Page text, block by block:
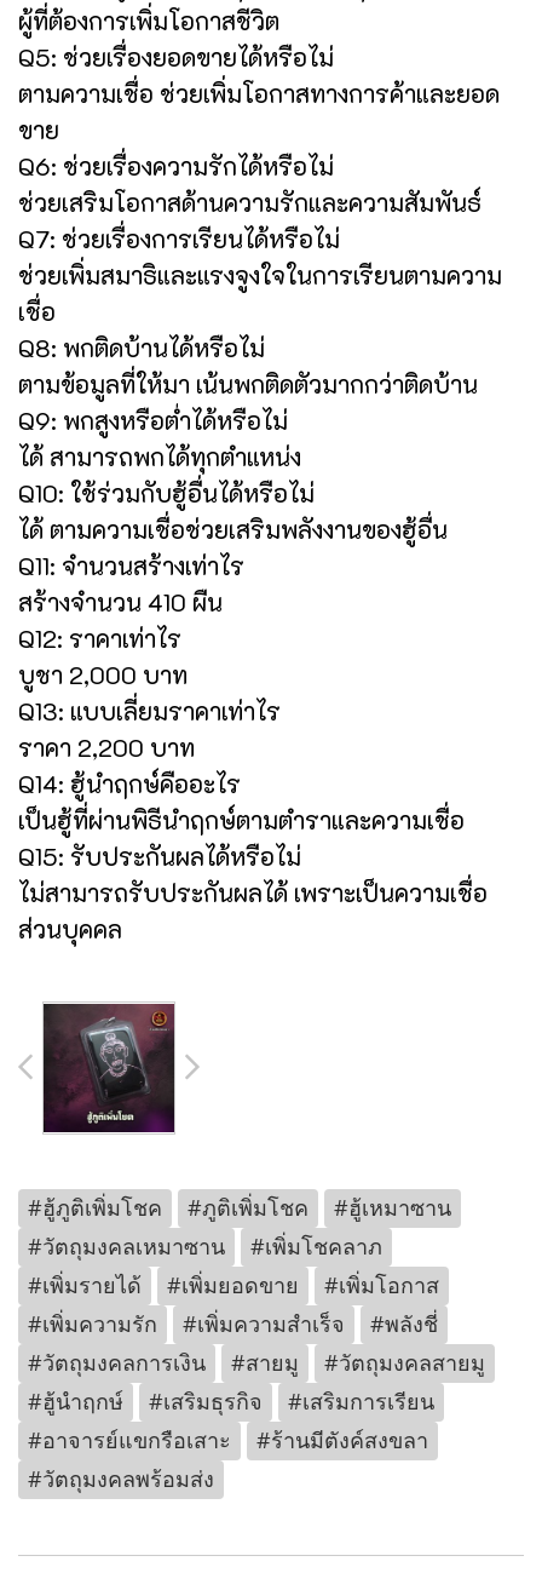
ผู้ที่ต้องการเพิ่มโอกาสชีวิต
Q5: ช่วยเรื่องยอดขายได้หรือไม่
ตามความเชื่อ ช่วยเพิ่มโอกาสทางการค้าและยอด
ขาย
Q6: ช่วยเรื่องความรักได้หรือไม่
ช่วยเสริมโอกาสด้านความรักและความสัมพันธ์
Q7: ช่วยเรื่องการเรียนได้หรือไม่
ช่วยเพิ่มสมาธิและแรงจูงใจในการเรียนตามความ
เชื่อ
Q8: พกติดบ้านได้หรือไม่
ตามข้อมูลที่ให้มา เน้นพกติดตัวมากกว่าติดบ้าน
Q9: พกสูงหรือต่ำได้หรือไม่
ได้ สามารถพกได้ทุกตำแหน่ง
Q10: ใช้ร่วมกับฮู้อื่นได้หรือไม่
ได้ ตามความเชื่อช่วยเสริมพลังงานของฮู้อื่น
Q11: จำนวนสร้างเท่าไร
สร้างจำนวน 410 ผืน
Q12: ราคาเท่าไร
บูชา 2,000 บาท
Q13: แบบเลี่ยมราคาเท่าไร
ราคา 2,200 บาท
Q14: ฮู้นำฤกษ์คืออะไร
เป็นฮู้ที่ผ่านพิธีนำฤกษ์ตามตำราและความเชื่อ
Q15: รับประกันผลได้หรือไม่
ไม่สามารถรับประกันผลได้ เพราะเป็นความเชื่อ
ส่วนบุคคล
#ฮู้ภูติเพิ่มโชค #ภูติเพิ่มโชค
#ฮู้เหมาซาน
#วัตถุมงคลเหมาซาน
#เพิ่มโชคลาภ
#เพิ่มรายได้
#เพิ่มยอดขาย
#เพิ่มโอกาส
#เพิ่มความรัก
#เพิ่มความสำเร็จ
#พลังชี่
#วัตถุมงคลการเงิน
#สายมู
#วัตถุมงคลสายมู
#ฮู้นำฤกษ์
#เสริมธุรกิจ
#เสริมการเรียน
#อาจารย์แขกรือเสาะ
#ร้านมีตังค์สงขลา
#วัตถุมงคลพร้อมส่ง